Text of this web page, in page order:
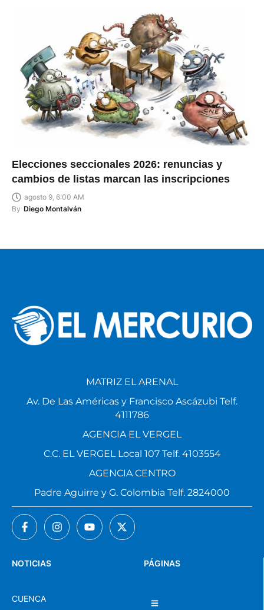
Elecciones seccionales 2026: renuncias y
cambios de listas marcan las inscripciones
agosto 9, 6:00 AM
By Diego Montalván
PÁGINAS
NOTICIAS
CUENCA
MATRIZ EL ARENAL
Av. De Las Américas y Francisco Ascázubi Telf.
4111786
AGENCIA EL VERGEL
C.C. EL VERGEL Local 107 Telf. 4103554
AGENCIA CENTRO
Padre Aguirre y G. Colombia Telf. 2824000